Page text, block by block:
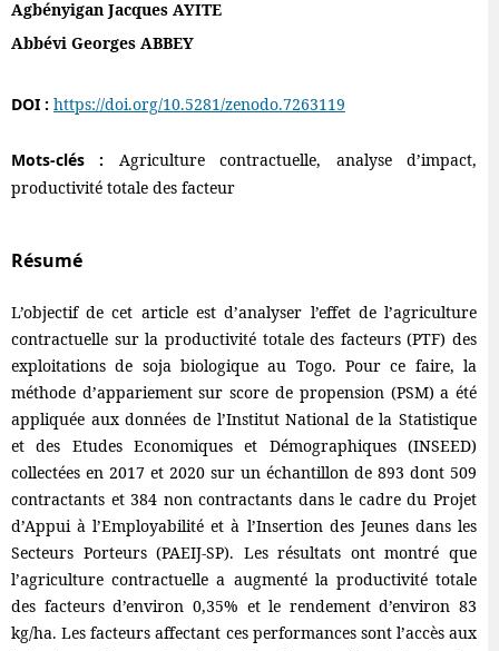
Agbényigan Jacques AYITE
Abbévi Georges ABBEY
DOI : https://doi.org/10.5281/zenodo.7263119
Mots-clés : Agriculture contractuelle, analyse d’impact,
productivité totale des facteur
Résumé
L’objectif de cet article est d’analyser l’effet de l’agriculture
contractuelle sur la productivité totale des facteurs (PTF) des
exploitations de soja biologique au Togo. Pour ce faire, la
méthode d’appariement sur score de propension (PSM) a été
appliquée aux données de l’Institut National de la Statistique
et des Etudes Economiques et Démographiques (INSEED)
collectées en 2017 et 2020 sur un échantillon de 893 dont 509
contractants et 384 non contractants dans le cadre du Projet
d’Appui à l’Employabilité et à l’Insertion des Jeunes dans les
Secteurs Porteurs (PAEIJ-SP). Les résultats ont montré que
l’agriculture contractuelle a augmenté la productivité totale
des facteurs d’environ 0,35% et le rendement d’environ 83
kg/ha. Les facteurs affectant ces performances sont l’accès aux